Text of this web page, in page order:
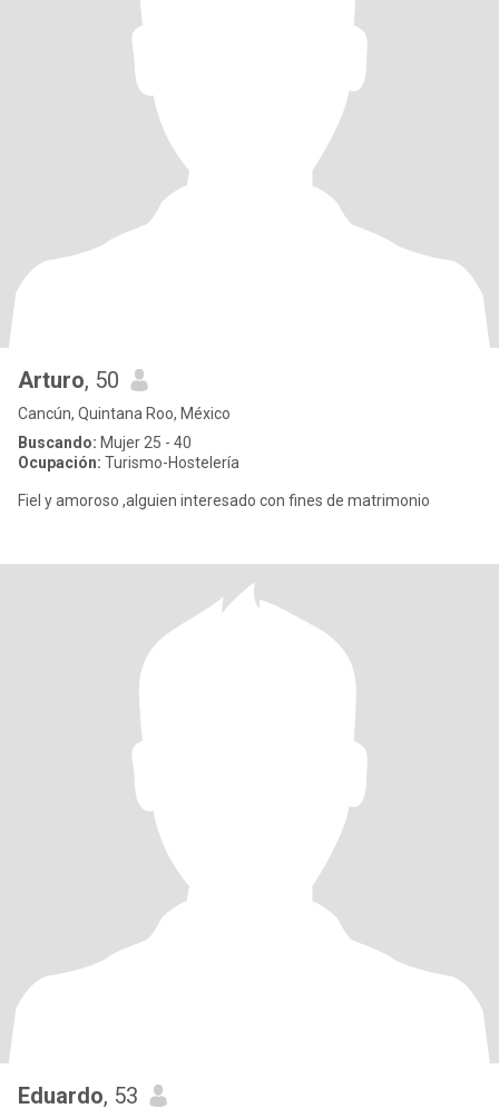
Arturo, 50
Cancún, Quintana Roo, México
Buscando: Mujer 25 - 40
Ocupación: Turismo-Hostelería
Fiel y amoroso ,alguien interesado con fines de matrimonio
Eduardo, 53